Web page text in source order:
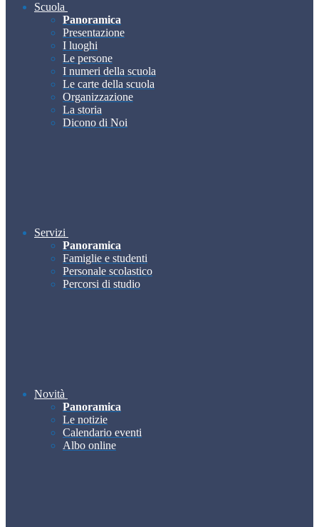
Scuola
Panoramica
Presentazione
I luoghi
Le persone
I numeri della scuola
Le carte della scuola
Organizzazione
La storia
Dicono di Noi
Servizi
Panoramica
Famiglie e studenti
Personale scolastico
Percorsi di studio
Novità
Panoramica
Le notizie
Calendario eventi
Albo online